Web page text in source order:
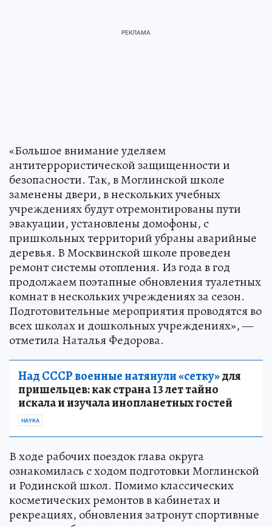
«Большое внимание уделяем
антитеррористической защищенности и
безопасности. Так, в Моглинской школе
заменены двери, в нескольких учебных
учреждениях будут отремонтированы пути
эвакуации, установлены домофоны, с
пришкольных территорий убраны аварийные
деревья. В Москвинской школе проведен
ремонт системы отопления. Из года в год
продолжаем поэтапные обновления туалетных
комнат в нескольких учреждениях за сезон.
Подготовительные мероприятия проводятся во
всех школах и дошкольных учреждениях», —
отметила Наталья Федорова.
Над СССР военные натянули «сетку»для
пришельцев: как страна 13 лет тайно
искала и изучала инопланетных гостей
НАУКА
В ходе рабочих поездок глава округа
ознакомилась с ходом подготовки Моглинской
и Родинской школ. Помимо классических
косметических ремонтов в кабинетах и
рекреациях, обновления затронут спортивные